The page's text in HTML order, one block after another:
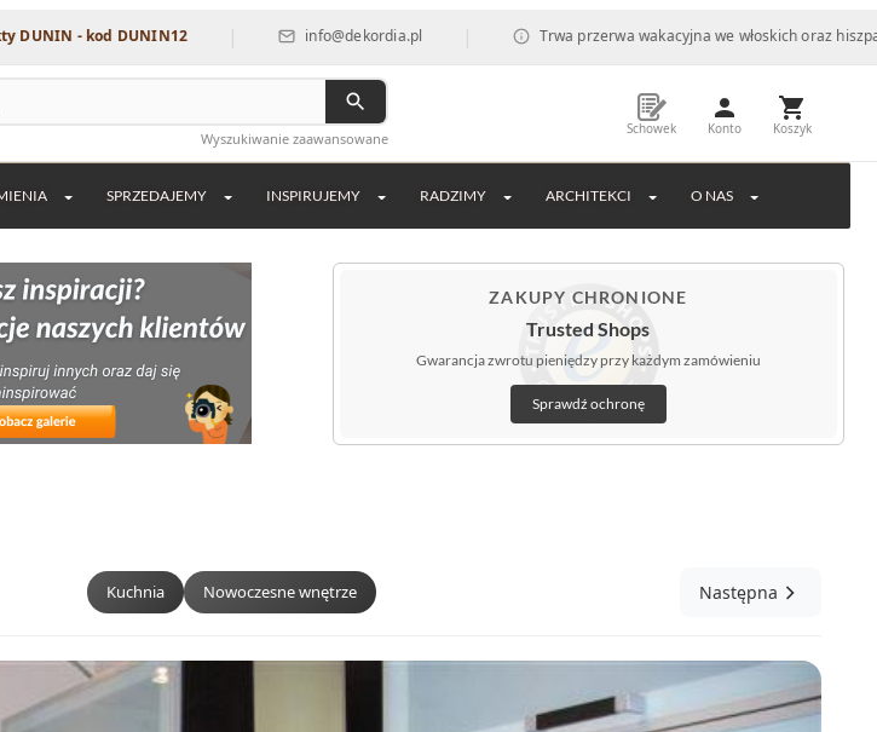
kod DUNIN12 | info@dekordia.pl | Trwa przerwa wakacyjna we włoskich oraz hiszpańskich
Wyszukiwanie zaawansowane
Schowek Konto Koszyk
SPRZEDAJEMY INSPIRUJEMY RADZIMY ARCHITEKCI O NAS
ZAKUPY CHRONIONE
Trusted Shops
Gwarancja zwrotu pieniędzy przy każdym zamówieniu
Sprawdź ochronę
Kuchnia Nowoczesne wnętrze Następna